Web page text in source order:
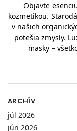
Objavte
kozmetikou.
v našich
potešia zmysly.
masky –
ARCHÍV
júl 2026
jún 2026